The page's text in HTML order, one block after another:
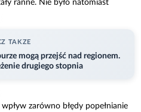
ranne. Nie było natomiast
TAKZE
mogą przejść nad regionem.
drugiego stopnia
zarówno błędy popełnianie